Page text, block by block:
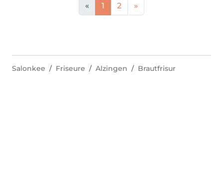
« 1 2 »
Salonkee Friseure Alzingen Brautfrisur